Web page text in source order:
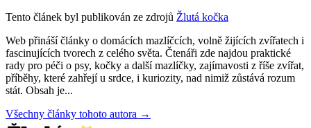
Tento článek byl publikován ze zdrojů Žlutá kočka
Web přináší články o domácích mazlíčcích, volně žijících zvířatech i
fascinujících tvorech z celého světa. Čtenáři zde najdou praktické
rady pro péči o psy, kočky a další mazlíčky, zajímavosti z říše zvířat,
příběhy, které zahřejí u srdce, i kuriozity, nad nimiž zůstává rozum
stát. Obsah je...
Všechny články tohoto autora →